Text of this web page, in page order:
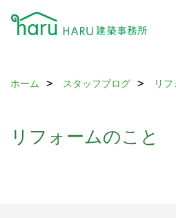
ホーム スタッフブログ リ
リフォームのこと